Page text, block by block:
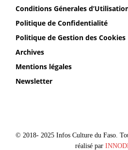
Conditions Génerales
Politique de Confidentialité
Politique de Gestion des Cookies
Archives
Mentions légales
Newsletter
© 2018- 2025 Infos Culture du Faso.
réalisé par